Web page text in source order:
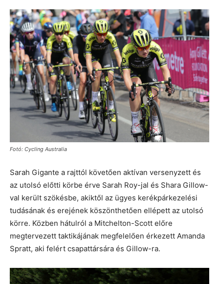
Fotó: Cycling Australia
Sarah Gigante a rajttól követően aktívan versenyzett és
az utolsó előtti körbe érve Sarah Roy-jal és Shara Gillow-
val került szökésbe, akiktől az ügyes kerékpárkezelési
tudásának és erejének köszönthetően ellépett az utolsó
körre. Közben hátulról a Mitchelton-Scott előre
megtervezett taktikájának megfelelően érkezett Amanda
Spratt, aki felért csapattársára és Gillow-ra.